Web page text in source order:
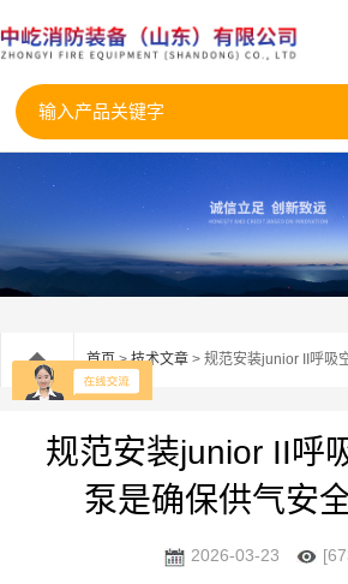
首页>技术文章 > 规范安装junior II呼吸空
规范安装junior II呼
泵是确保供气安
2026-03-23